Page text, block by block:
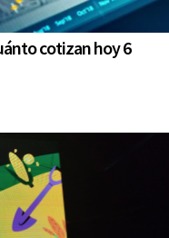
cotizan hoy 6